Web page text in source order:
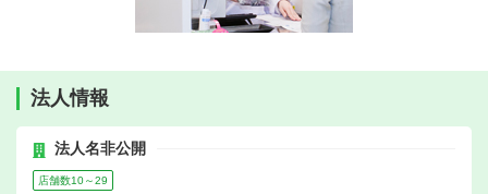
法人情報
法人名非公開
店舗数10～29